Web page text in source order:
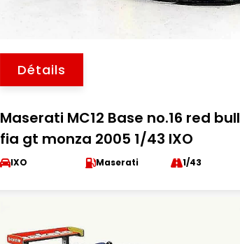
Détails
Maserati MC12 Base no.16 red bull
fia gt monza 2005 1/43 IXO
IXO Maserati 1/43